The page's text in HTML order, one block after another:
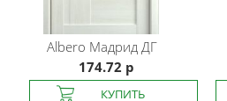
Albero Мадрид ДГ
174.72 р